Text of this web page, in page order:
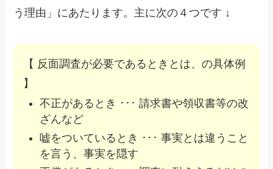
う理由」にあたります。主に次の４つです ↓
【 反面調査が必要であるときとは、の具体例
】
不正があるとき ･･･ 請求書や領収書等の改
ざんなど
嘘をついているとき ･･･ 事実とは違うこと
を言う、事実を隠す